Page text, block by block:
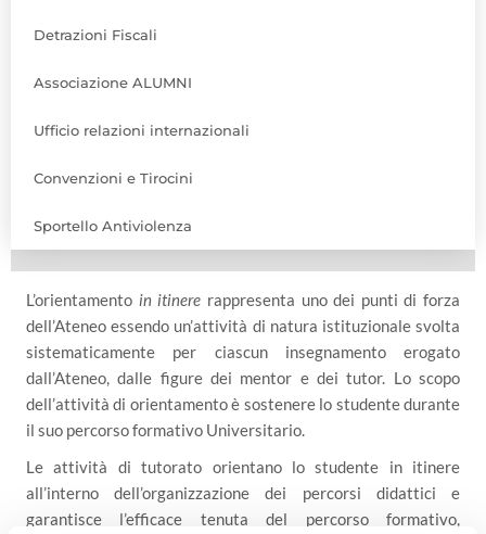
Detrazioni Fiscali
Associazione ALUMNI
Ufficio relazioni internazionali
Convenzioni e Tirocini
Sportello Antiviolenza
L’orientamento in itinere rappresenta uno dei punti di forza
dell’Ateneo essendo un’attività di natura istituzionale svolta
sistematicamente per ciascun insegnamento erogato
dall’Ateneo, dalle figure dei mentor e dei tutor. Lo scopo
dell’attività di orientamento è sostenere lo studente durante
il suo percorso formativo Universitario.
Le attività di tutorato orientano lo studente in itinere
all’interno dell’organizzazione dei percorsi didattici e
garantisce l’efficace tenuta del percorso formativo,